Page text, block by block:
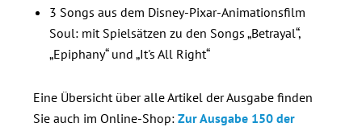
3 Songs aus dem Disney-Pixar-Animationsfilm
Soul: mit Spielsätzen zu den Songs „Betrayal“,
„Epiphany“ und „It's All Right“
Eine Übersicht über alle Artikel der Ausgabe finden
Sie auch im Online-Shop: Zur Ausgabe 150 der